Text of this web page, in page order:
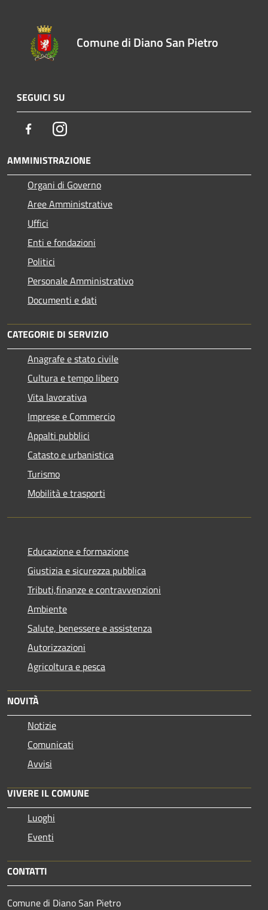
Comune di Diano San Pietro
SEGUICI SU
FacebookInstagram
AMMINISTRAZIONE
Organi di Governo
Aree Amministrative
Uffici
Enti e fondazioni
Politici
Personale Amministrativo
Documenti e dati
CATEGORIE DI SERVIZIO
Anagrafe e stato civile
Cultura e tempo libero
Vita lavorativa
Imprese e Commercio
Appalti pubblici
Catasto e urbanistica
Turismo
Mobilità e trasporti
Educazione e formazione
Giustizia e sicurezza pubblica
Tributi,finanze e contravvenzioni
Ambiente
Salute, benessere e assistenza
Autorizzazioni
Agricoltura e pesca
NOVITÀ
Notizie
Comunicati
Avvisi
VIVERE IL COMUNE
Luoghi
Eventi
CONTATTI
Comune di Diano San Pietro